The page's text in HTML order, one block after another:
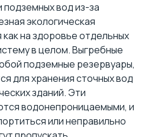
подземных вод из-за
экологическая
на здоровье отдельных
в целом. Выгребные
подземные резервуары,
для хранения сточных вод
зданий. Эти
водонепроницаемыми, и
или неправильно